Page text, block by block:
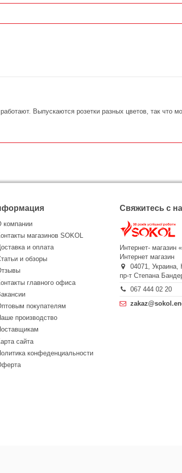
Выпускаются розетки разных цветов, так что
компании
магазинов SOKOL
и оплата
и обзоры
главного офиса
покупателям
производство
сайта
конфеденциальности
Свяжитесь с
Интернет- магазин
Интернет магазин
04071,Украина,
пр-т Степана
067 444 02 20